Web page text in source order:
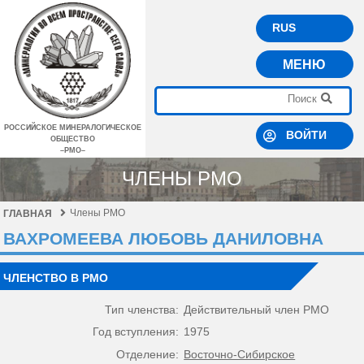
РОССИЙСКОЕ МИНЕРАЛОГИЧЕСКОЕ
ОБЩЕСТВО
–РМО–
RUS
МЕНЮ
ВОЙТИ
ЧЛЕНЫ РМО
ГЛАВНАЯ Члены РМО
ВАХРОМЕЕВА ЛЮБОВЬ ДАНИЛОВНА
ЧЛЕНСТВО В РМО
Тип членства: Действительный член РМО
Год вступления: 1975
Отделение: Восточно-Сибирское